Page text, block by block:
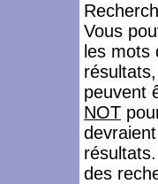
Vous
les mots
résultats,
peuvent
NOT
des